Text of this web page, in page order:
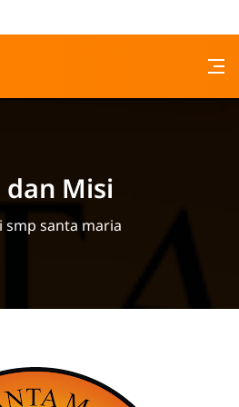
Bandung
dan Misi
smp santa maria